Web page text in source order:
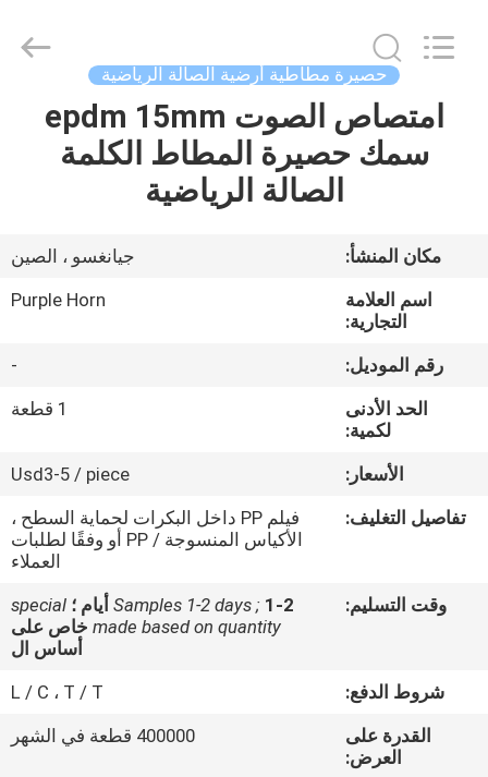
منزل،
معلومات
جولة
المعمل
مدونات
Commerce
حصيرة مطاطية أرضية الصالة الرياضية
امتصاص الصوت epdm 15mm
سمك حصيرة المطاط الكلمة
الصالة الرياضية
مكان المنشأ:
جيانغسو ، الصين
اسم العلامة
التجارية:
Purple Horn
رقم الموديل:
-
الحد الأدنى
لكمية:
1 قطعة
الأسعار:
Usd3-5 / piece
تفاصيل التغليف:
فيلم PP داخل البكرات لحماية السطح ،
الأكياس المنسوجة / PP أو وفقًا لطلبات
العملاء
وقت التسليم:
Samples 1-2 days ; 1-2 أيام ؛
special
made based on quantity خاص على
أساس ال
شروط الدفع:
L / C ، T / T
القدرة على
العرض:
400000 قطعة في الشهر